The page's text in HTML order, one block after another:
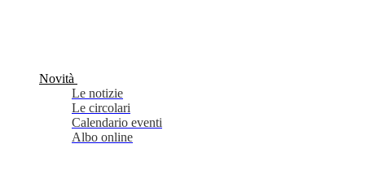
Novità
Le notizie
Le circolari
Calendario eventi
Albo online